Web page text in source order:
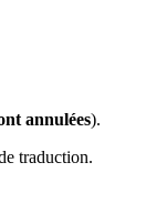
annulées).
traduction.